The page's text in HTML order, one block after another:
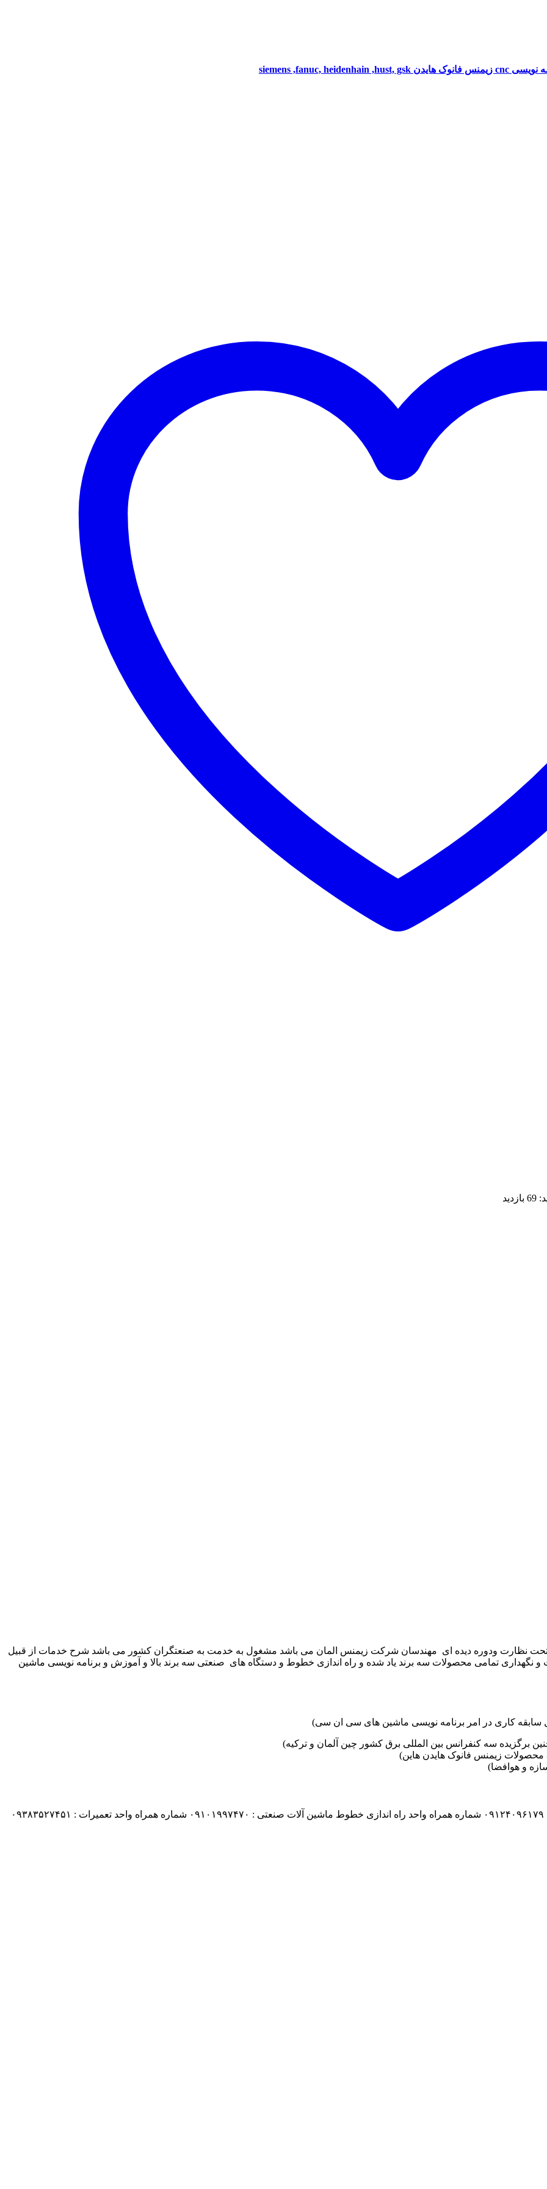
69 بازدید
تکنوست با مدیریت مهندس علی فرخانی که از سال ۱۳۶۵ تحت نظارت ودوره دیده ای مهندسان شرکت زیمنس المان می باشد مشغول به خدمت به صنعتگران کشور می باشد شرح خدمات از قبیل
نگهداری تمامی محصولات سه برند یاد شده و راه اندازی خطوط و دستگاه های صنعتی سه برند بالا و آموزش و برنامه نویسی ماشین
برگزیده سه کنفرانس بین المللی برق کشور چین آلمان و ترکیه)
زیمنس فانوک هایدن هاین)
و هوافضا)